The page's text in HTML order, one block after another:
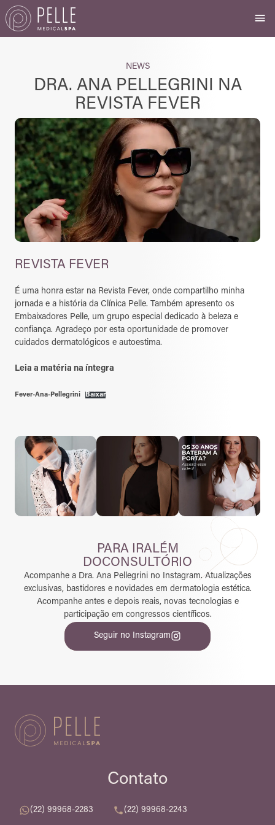
NEWS
DRA. ANA PELLEGRINI NA
REVISTA FEVER
REVISTA FEVER
É uma honra estar na Revista Fever, onde compartilho minha
jornada e a história da Clínica Pelle. Também apresento os
Embaixadores Pelle, um grupo especial dedicado à beleza e
confiança. Agradeço por esta oportunidade de promover
cuidados dermatológicos e autoestima.
Leia a matéria na íntegra
Fever-Ana-Pellegrini Baixar
PARA IRALÉM
DOCONSULTÓRIO
Acompanhe a Dra. Ana Pellegrini no Instagram. Atualizações
exclusivas, bastidores e novidades em dermatologia estética.
Acompanhe antes e depois reais, novas tecnologias e
participação em congressos científicos.
Seguir no Instagram
Contato
(22) 99968-2283 (22) 99968-2243